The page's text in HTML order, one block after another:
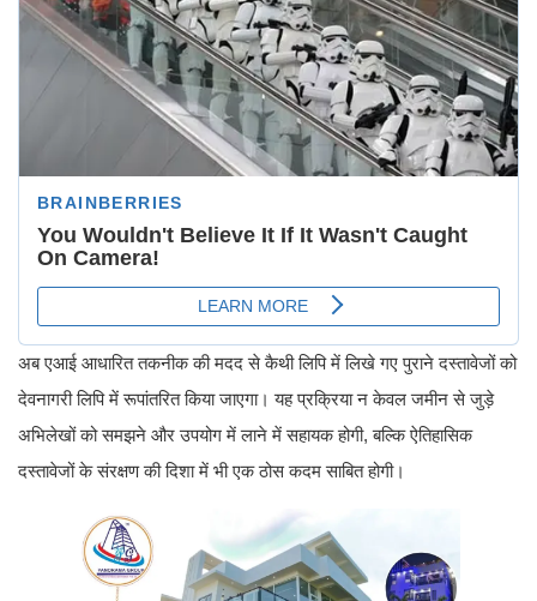
अब एआई आधारित तकनीक की मदद से कैथी लिपि में लिखे गए पुराने दस्तावेजों को
देवनागरी लिपि में रूपांतरित किया जाएगा। यह प्रक्रिया न केवल जमीन से जुड़े
अभिलेखों को समझने और उपयोग में लाने में सहायक होगी, बल्कि ऐतिहासिक
दस्तावेजों के संरक्षण की दिशा में भी एक ठोस कदम साबित होगी।